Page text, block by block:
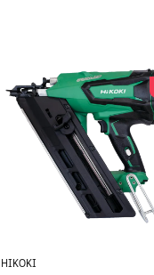
HIKOKI